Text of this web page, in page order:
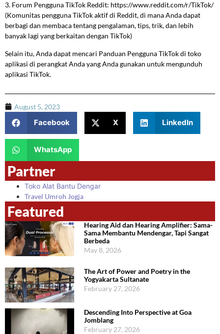
3. Forum Pengguna TikTok Reddit: https://www.reddit.com/r/TikTok/
(Komunitas pengguna TikTok aktif di Reddit, di mana Anda dapat
berbagi dan membaca tentang pengalaman, tips, trik, dan lebih
banyak lagi yang berkaitan dengan TikTok)
Selain itu, Anda dapat mencari Panduan Pengguna TikTok di toko
aplikasi di perangkat Anda yang Anda gunakan untuk mengunduh
aplikasi TikTok.
August 5, 2023
Facebook X LinkedIn
WhatsApp
Partner
Toko Alat Bantu Dengar
Travel Umroh Jogja
Featured
Hearing Aid dan Hearing Amplifier: Sama-
Sama Membantu Mendengar, Tapi Sangat
Berbeda
May 8, 2026
The Art of Power and Poetry in the
Yogyakarta Sultanate
February 27, 2026
Descending Into Perspective at Goa
Jomblang
February 27, 2026